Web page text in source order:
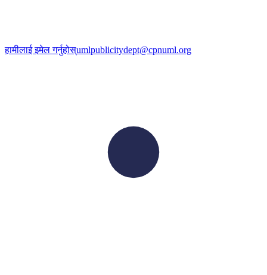
हामीलाई इमेल गर्नुहोस्umlpublicitydept@cpnuml.org